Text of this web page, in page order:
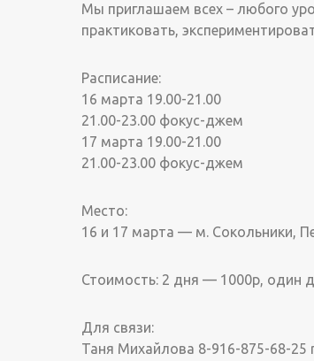
Мы приглашаем всех – любого
практиковать,
Расписание:
16 марта 19.00-21.00
21.00-23.00 фокус-джем
17 марта 19.00-21.00
21.00-23.00 фокус-джем
Место:
16 и 17 марта — м. Сокольники,
Стоимость: 2 дня — 1000р, один
Для связи:
Таня Михайлова 8-916-875-68-25